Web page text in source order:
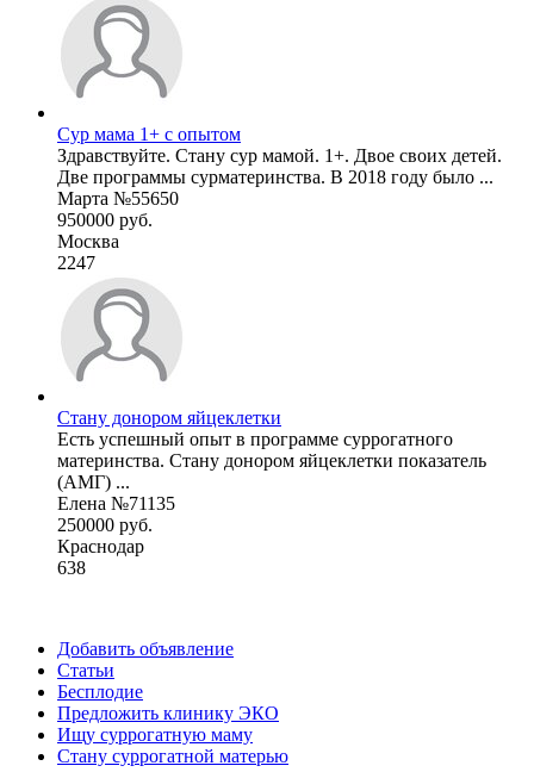
Сур мама 1+ с опытом
Здравствуйте. Стану сур мамой. 1+. Двое своих детей.
Две программы сурматеринства. В 2018 году было ...
Марта №55650
950000 руб.
Москва
2247
Стану донором яйцеклетки
Есть успешный опыт в программе суррогатного
материнства. Стану донором яйцеклетки показатель
(АМГ) ...
Елена №71135
250000 руб.
Краснодар
638
Добавить объявление
Статьи
Бесплодие
Предложить клинику ЭКО
Ищу суррогатную маму
Стану суррогатной матерью